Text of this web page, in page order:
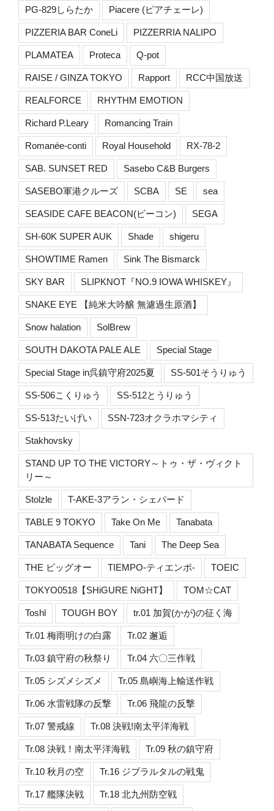
PG-829しらたか Piacere (ピアチェーレ)
PIZZERIA BAR ConeLi PIZZERRIA NALIPO
PLAMATEA Proteca Q-pot
RAISE / GINZA TOKYO Rapport RCC中国放送
REALFORCE RHYTHM EMOTION
Richard P.Leary Romancing Train
Romanée-conti Royal Household RX-78-2
SAB. SUNSET RED Sasebo C&B Burgers
SASEBO軍港クルーズ SCBA SE sea
SEASIDE CAFE BEACON(ビーコン) SEGA
SH-60K SUPER AUK Shade shigeru
SHOWTIME Ramen Sink The Bismarck
SKY BAR SLIPKNOT『NO.9 IOWA WHISKEY』
SNAKE EYE 【純米大吟醸 無濾過生原酒】
Snow halation SolBrew
SOUTH DAKOTA PALE ALE Special Stage
Special Stage in呉鎮守府2025夏 SS-501そうりゅう
SS-506こくりゅう SS-512とうりゅう
SS-513たいげい SSN-723オクラホマシティ
Stakhovsky
STAND UP TO THE VICTORY～トゥ・ザ・ヴィクト
リー～
Stolzle T-AKE-3アラン・シェパード
TABLE 9 TOKYO Take On Me Tanabata
TANABATA Sequence Tani The Deep Sea
THE ビッグオー TIEMPO-ティエンポ- TOEIC
TOKYO0518【SHiGURE NiGHT】 TOM☆CAT
Toshl TOUGH BOY tr.01 加賀(かが)の征く海
Tr.01 梅雨明けの白露 Tr.02 邂逅
Tr.03 鎮守府の秋祭り Tr.04 六〇三作戦
Tr.05 シズメシズメ Tr.05 島嶼海上輸送作戦
Tr.06 水雷戦隊の反撃 Tr.06 飛龍の反撃
Tr.07 警戒線 Tr.08 決戦!南太平洋海戦
Tr.08 決戦！南太平洋海戦 Tr.09 秋の鎮守府
Tr.10 秋月の空 Tr.16 ジブラルタルの戦鬼
Tr.17 艦隊決戦 Tr.18 北九州防空戦